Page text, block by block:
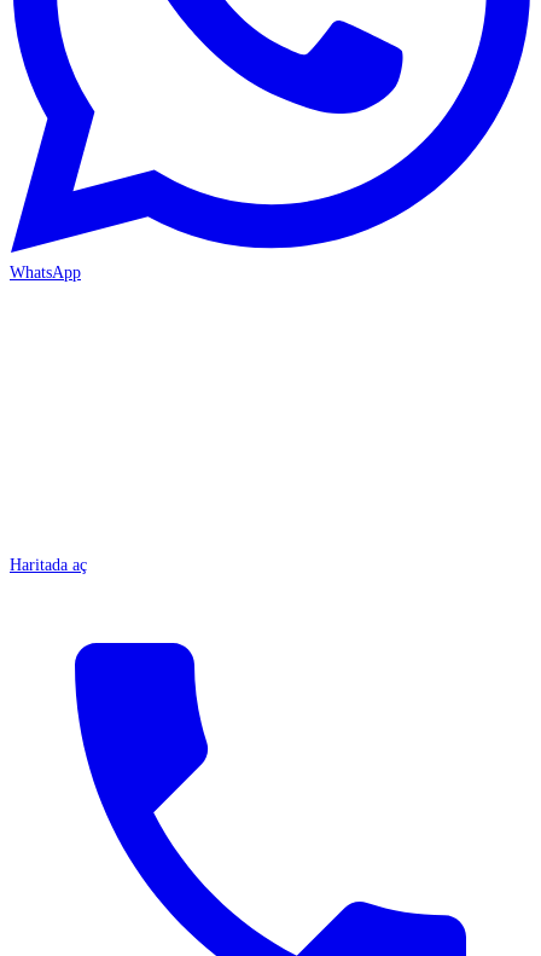
WhatsApp
Haritada aç